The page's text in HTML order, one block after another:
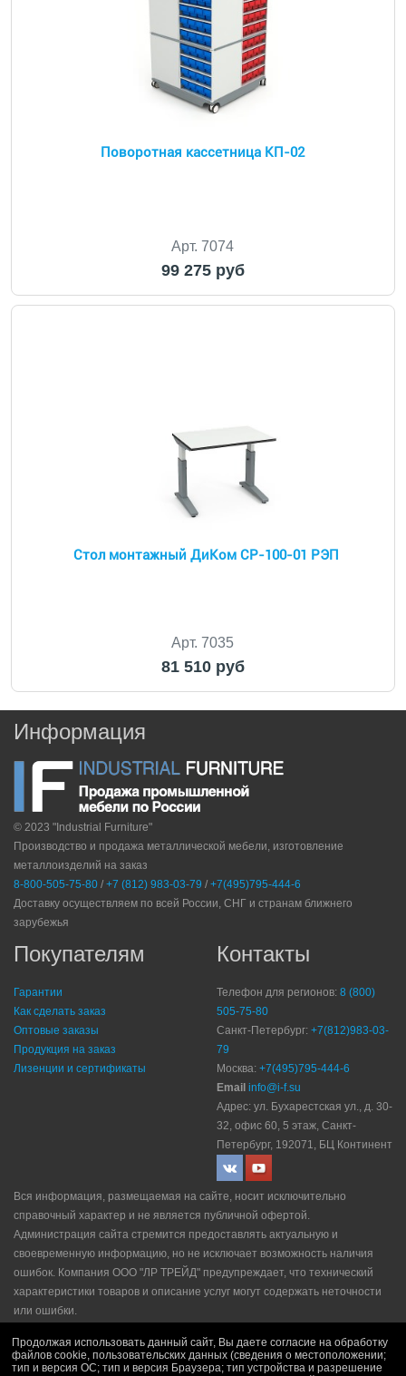
Поворотная кассетница КП-02
Арт. 7074
99 275 руб
Стол монтажный ДиКом СР-100-01 РЭП
Арт. 7035
81 510 руб
Информация
© 2023 "Industrial Furniture"
Производство и продажа металлической мебели, изготовление
металлоизделий на заказ
8-800-505-75-80 / +7 (812) 983-03-79 / +7(495)795-444-6
Доставку осуществляем по всей России, СНГ и странам ближнего
зарубежья
Покупателям
Гарантии
Как сделать заказ
Оптовые заказы
Продукция на заказ
Лизенции и сертификаты
Контакты
Телефон для регионов: 8 (800)
505-75-80
Санкт-Петербург: +7(812)983-03-
79
Москва: +7(495)795-444-6
Email info@i-f.su
Адрес: ул. Бухарестская ул., д. 30-
32, офис 60, 5 этаж, Санкт-
Петербург, 192071, БЦ Континент
Вся информация, размещаемая на сайте, носит исключительно
справочный характер и не является публичной офертой.
Администрация сайта стремится предоставлять актуальную и
своевременную информацию, но не исключает возможность наличия
ошибок. Компания ООО "ЛР ТРЕЙД" прeдупрeждaeт, что технический
характеристики товаров и описание услуг могут содержать неточности
или ошибки.
Политика рекламной рассылки|Правила продажи
Продолжая использовать данный сайт, Вы даете согласие на обработку
файлов cookie, пользовательских данных (сведения о местоположении;
тип и версия ОС; тип и версия Браузера; тип устройства и разрешение